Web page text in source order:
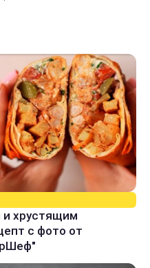
и хрустящим
с фото от